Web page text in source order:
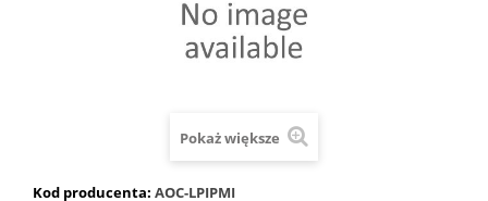
Pokaż większe
Kod producenta: AOC-LPIPMI